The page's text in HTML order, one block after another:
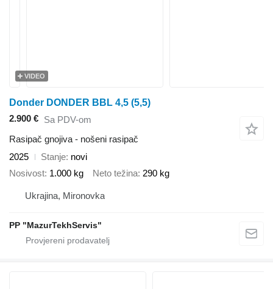
VIDEO
Donder DONDER BBL 4,5 (5,5)
2.900 € Sa PDV-om
Rasipač gnojiva - nošeni rasipač
2025
Stanje novi
Nosivost 1.000 kg Neto težina 290 kg
Ukrajina, Mironovka
PP "MazurTekhServis"